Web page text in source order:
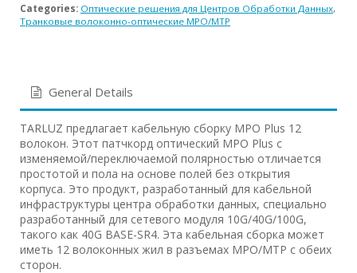
Categories: Оптические решения для Центров Обработки Данных,
Транковые волоконно-оптические MPO/MTP
General Details
TARLUZ предлагает кабельную сборку MPO Plus 12
волокон. Этот патчкорд оптический MPO Plus с
изменяемой/переключаемой полярностью отличается
простотой и пола на основе полей без открытия
корпуса. Это продукт, разработанный для кабельной
инфраструктуры центра обработки данных, специально
разработанный для сетевого модуля 10G/40G/100G,
такого как 40G BASE-SR4. Эта кабельная сборка может
иметь 12 волоконных жил в разъемах MPO/MTP с обеих
сторон.